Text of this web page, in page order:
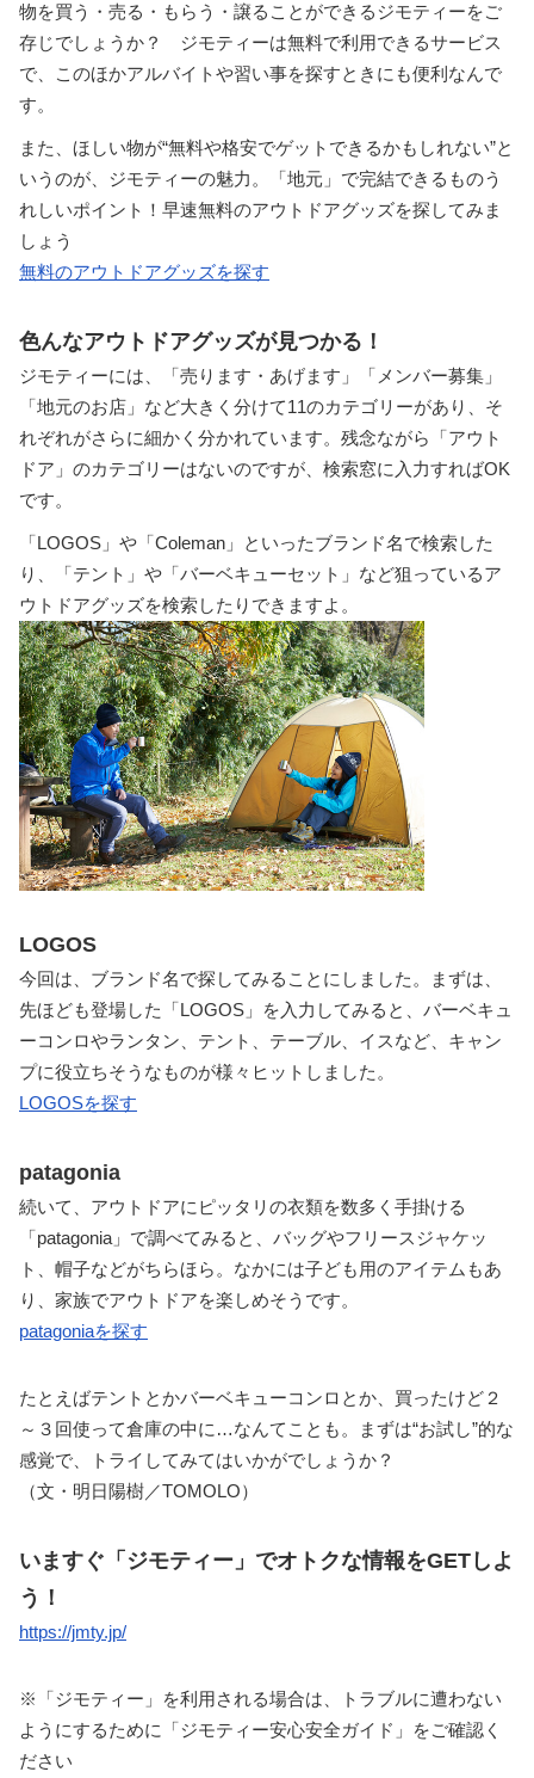
物を買う・売る・もらう・譲ることができるジモティーをご
存じでしょうか？ ジモティーは無料で利用できるサービス
で、このほかアルバイトや習い事を探すときにも便利なんで
す。
また、ほしい物が“無料や格安でゲットできるかもしれない”と
いうのが、ジモティーの魅力。「地元」で完結できるものう
れしいポイント！早速無料のアウトドアグッズを探してみま
しょう
無料のアウトドアグッズを探す
色んなアウトドアグッズが見つかる！
ジモティーには、「売ります・あげます」「メンバー募集」
「地元のお店」など大きく分けて11のカテゴリーがあり、そ
れぞれがさらに細かく分かれています。残念ながら「アウト
ドア」のカテゴリーはないのですが、検索窓に入力すればOK
です。
「LOGOS」や「Coleman」といったブランド名で検索した
り、「テント」や「バーベキューセット」など狙っているア
ウトドアグッズを検索したりできますよ。
LOGOS
今回は、ブランド名で探してみることにしました。まずは、
先ほども登場した「LOGOS」を入力してみると、バーベキュ
ーコンロやランタン、テント、テーブル、イスなど、キャン
プに役立ちそうなものが様々ヒットしました。
LOGOSを探す
patagonia
続いて、アウトドアにピッタリの衣類を数多く手掛ける
「patagonia」で調べてみると、バッグやフリースジャケッ
ト、帽子などがちらほら。なかには子ども用のアイテムもあ
り、家族でアウトドアを楽しめそうです。
patagoniaを探す
たとえばテントとかバーベキューコンロとか、買ったけど２
～３回使って倉庫の中に…なんてことも。まずは“お試し”的な
感覚で、トライしてみてはいかがでしょうか？
（文・明日陽樹／TOMOLO）
いますぐ「ジモティー」でオトクな情報をGETしよ
う！
https://jmty.jp/
※「ジモティー」を利用される場合は、トラブルに遭わない
ようにするために「ジモティー安心安全ガイド」をご確認く
ださい